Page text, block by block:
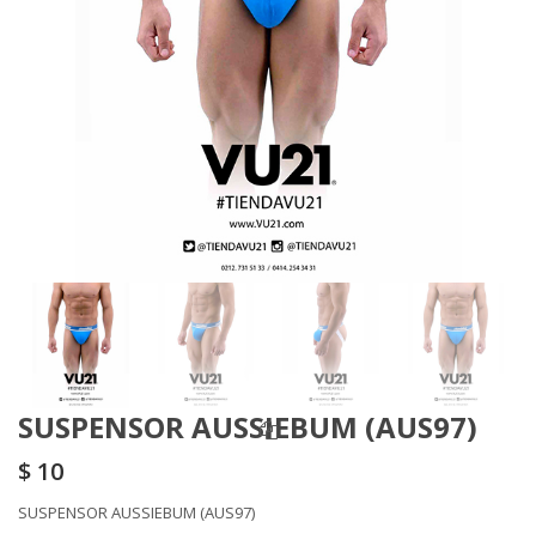
SUSPENSOR AUSSIEBUM (AUS97)
$ 10
SUSPENSOR AUSSIEBUM (AUS97)